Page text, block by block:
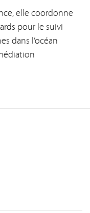
elle coordonne
pour le suivi
dans l’océan